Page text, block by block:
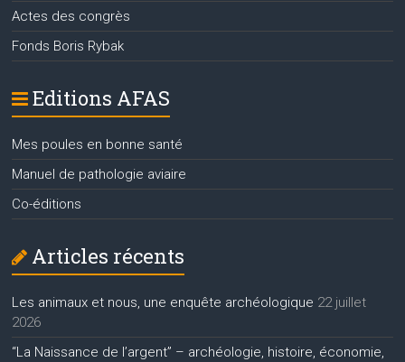
Actes des congrès
Fonds Boris Rybak
Editions AFAS
Mes poules en bonne santé
Manuel de pathologie aviaire
Co-éditions
Articles récents
Les animaux et nous, une enquête archéologique 22 juillet
2026
“La Naissance de l’argent” – archéologie, histoire, économie,